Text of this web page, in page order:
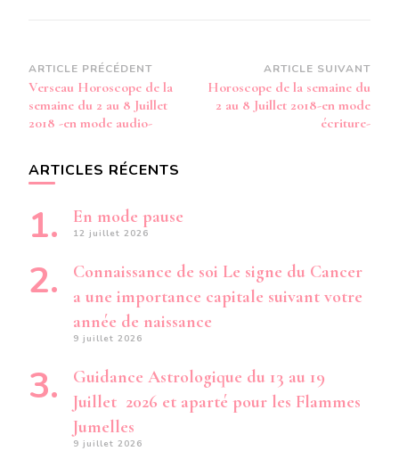
Navigation
d’article
ARTICLE PRÉCÉDENT
Verseau Horoscope de la
semaine du 2 au 8 Juillet
2018 -en mode audio-
ARTICLE SUIVANT
Horoscope de la semaine du
2 au 8 Juillet 2018-en mode
écriture-
ARTICLES RÉCENTS
En mode pause
12 juillet 2026
Connaissance de soi Le signe du Cancer
a une importance capitale suivant votre
année de naissance
9 juillet 2026
Guidance Astrologique du 13 au 19
Juillet 2026 et aparté pour les Flammes
Jumelles
9 juillet 2026